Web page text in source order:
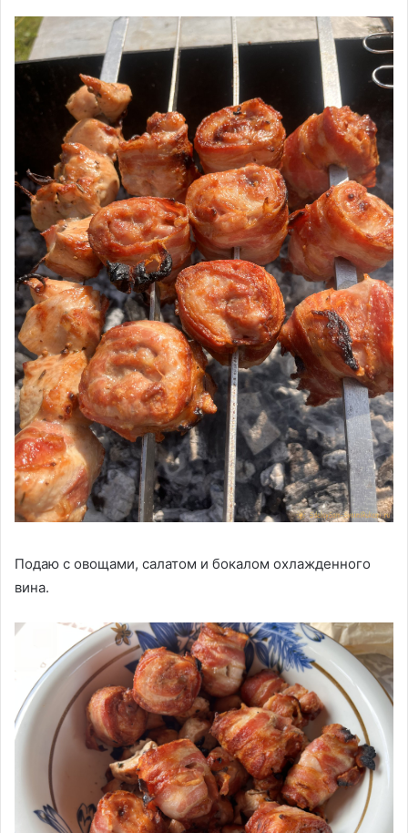
Подаю с овощами, салатом и бокалом охлажденного
вина.